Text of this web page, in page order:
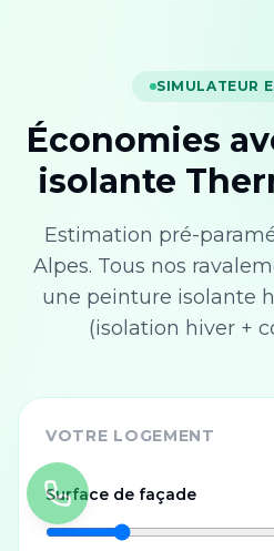
SIMULATEUR
Économies
isolante
Estimation pré-
Alpes. Tous nos
une peinture isolante
(isolation hiver +
VOTRE LOGEMENT
Surface de façade